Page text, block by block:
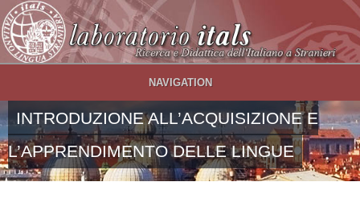
Salta al contenuto principale
NAVIGATION
INTRODUZIONE ALL’ACQUISIZIONE E
L’APPRENDIMENTO DELLE LINGUE